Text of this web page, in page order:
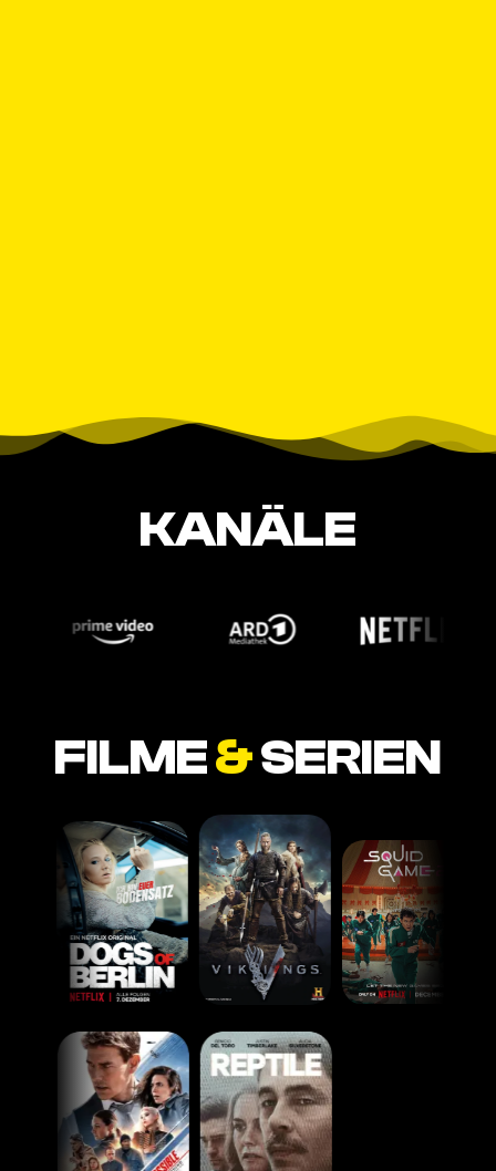
KANÄLE
FILME&SERIEN